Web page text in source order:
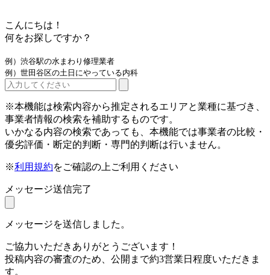
こんにちは！
何をお探しですか？
例）渋谷駅の水まわり修理業者
例）世田谷区の土日にやっている内科
※本機能は検索内容から推定されるエリアと業種に基づき、
事業者情報の検索を補助するものです。
いかなる内容の検索であっても、本機能では事業者の比較・
優劣評価・断定的判断・専門的判断は行いません。
※利用規約をご確認の上ご利用ください
メッセージ送信完了
メッセージを送信しました。
ご協力いただきありがとうございます！
投稿内容の審査のため、公開まで約3営業日程度いただきま
す。